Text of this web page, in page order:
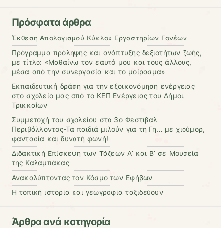
Πρόσφατα άρθρα
Έκθεση Απολογισμού Κύκλου Εργαστηρίων Γονέων
Πρόγραμμα πρόληψης και ανάπτυξης δεξιοτήτων ζωής,
με τίτλο: «Μαθαίνω τον εαυτό μου και τους άλλους,
μέσα από την συνεργασία και το μοίρασμα»
Εκπαιδευτική δράση για την εξοικονόμηση ενέργειας
στο σχολείο μας από το ΚΕΠ Ενέργειας του Δήμου
Τρικκαίων
Συμμετοχή του σχολείου στο 3ο Φεστιβαλ
Περιβάλλοντος-Τα παιδιά μιλούν για τη Γη… με χιούμορ,
φαντασία και δυνατή φωνή!
Διδακτική Επίσκεψη των Τάξεων Α’ και Β’ σε Μουσεία
της Καλαμπάκας
Ανακαλύπτοντας τον Κόσμο των Εφήβων
Η τοπική ιστορία και γεωγραφία ταξιδεύουν
Άρθρα ανά κατηγορία